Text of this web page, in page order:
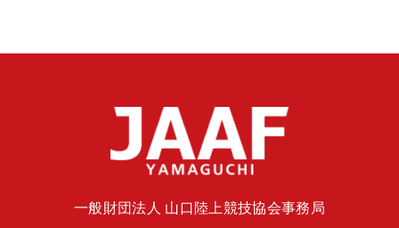
一般財団法人 山口陸上競技協会事務局